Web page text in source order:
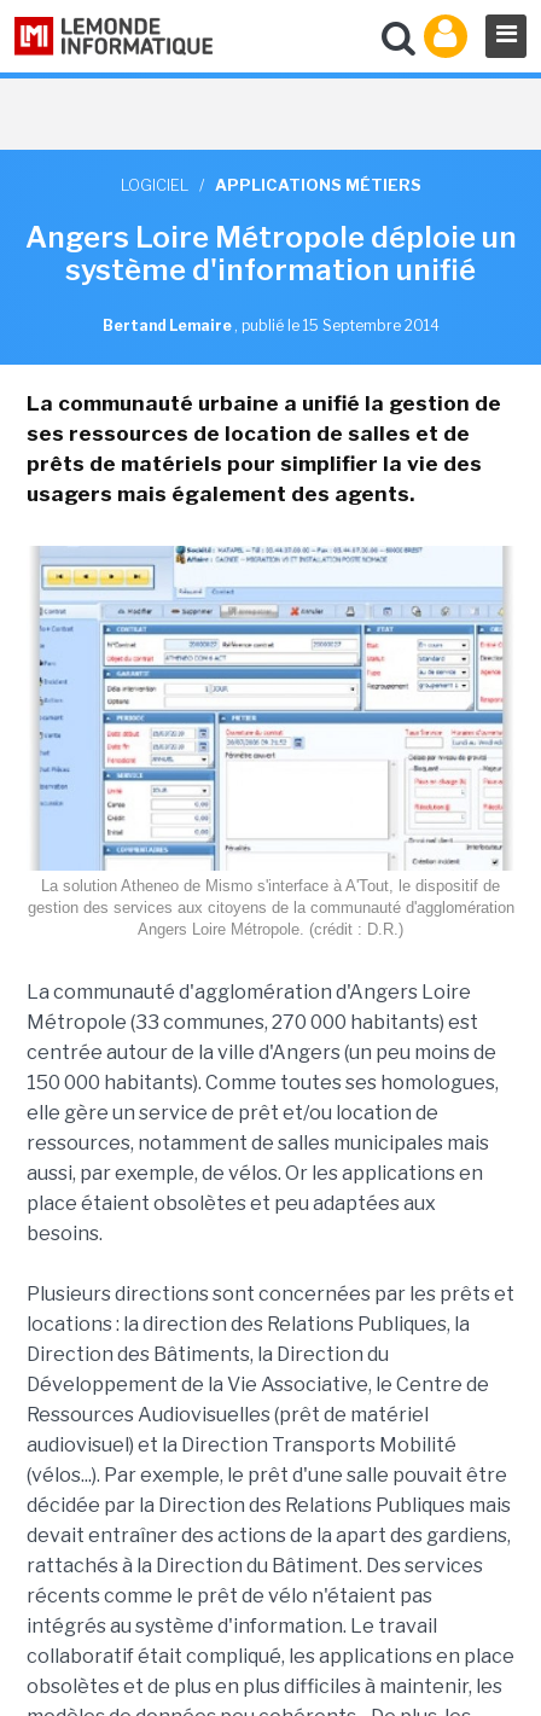
LOGICIEL / APPLICATIONS MÉTIERS
Angers Loire Métropole déploie un
système d'information unifié
Bertand Lemaire , publié le 15 Septembre 2014
La communauté urbaine a unifié la gestion de
ses ressources de location de salles et de
prêts de matériels pour simplifier la vie des
usagers mais également des agents.
La solution Atheneo de Mismo s'interface à A'Tout, le dispositif de
gestion des services aux citoyens de la communauté d'agglomération
Angers Loire Métropole. (crédit : D.R.)
La communauté d'agglomération d'Angers Loire
Métropole (33 communes, 270 000 habitants) est
centrée autour de la ville d'Angers (un peu moins de
150 000 habitants). Comme toutes ses homologues,
elle gère un service de prêt et/ou location de
ressources, notamment de salles municipales mais
aussi, par exemple, de vélos. Or les applications en
place étaient obsolètes et peu adaptées aux
besoins.
Plusieurs directions sont concernées par les prêts et
locations : la direction des Relations Publiques, la
Direction des Bâtiments, la Direction du
Développement de la Vie Associative, le Centre de
Ressources Audiovisuelles (prêt de matériel
audiovisuel) et la Direction Transports Mobilité
(vélos...). Par exemple, le prêt d'une salle pouvait être
décidée par la Direction des Relations Publiques mais
devait entraîner des actions de la apart des gardiens,
rattachés à la Direction du Bâtiment. Des services
récents comme le prêt de vélo n'étaient pas
intégrés au système d'information. Le travail
collaboratif était compliqué, les applications en place
obsolètes et de plus en plus difficiles à maintenir, les